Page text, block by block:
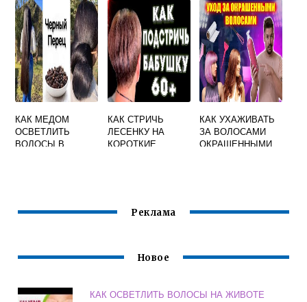
АМПУЛАХ
ВОЛОС
КАК МЕДОМ
ОСВЕТЛИТЬ
ВОЛОСЫ В
КАК СТРИЧЬ
ЛЕСЕНКУ НА
КОРОТКИЕ
КАК УХАЖИВАТЬ
ЗА ВОЛОСАМИ
ОКРАШЕННЫМИ
Реклама
Новое
КАК ОСВЕТЛИТЬ ВОЛОСЫ НА ЖИВОТЕ